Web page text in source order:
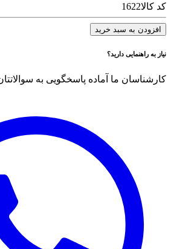
کد کالا1622
افزودن به سبد خرید
نیاز به راهنمایی دارید؟
کارشناسان ما آماده پاسخگویی به